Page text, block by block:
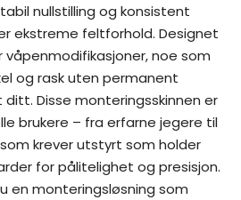
nullstilling og konsistent
ekstreme feltforhold. Designet
noe som
og rask uten permanent
Disse monteringsskinnen er
brukere – fra erfarne jegere til
krever utstyrt som holder
for pålitelighet og presisjon.
en monteringsløsning som